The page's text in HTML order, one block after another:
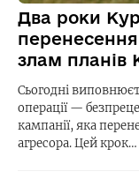
Два роки
злам планів
Сьогодні
операції —
кампанії, яка
агресора. Цей крок…